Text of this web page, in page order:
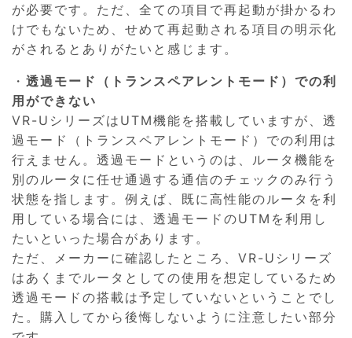
が必要です。ただ、全ての項目で再起動が掛かるわ
けでもないため、せめて再起動される項目の明示化
がされるとありがたいと感じます。
・ 透過モード（トランスペアレントモード）での利
用ができない
VR-UシリーズはUTM機能を搭載していますが、透
過モード（トランスペアレントモード）での利用は
行えません。透過モードというのは、ルータ機能を
別のルータに任せ通過する通信のチェックのみ行う
状態を指します。例えば、既に高性能のルータを利
用している場合には、透過モードのUTMを利用し
たいといった場合があります。
ただ、メーカーに確認したところ、VR-Uシリーズ
はあくまでルータとしての使用を想定しているため
透過モードの搭載は予定していないということでし
た。購入してから後悔しないように注意したい部分